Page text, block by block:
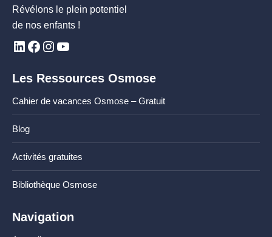
Révélons le plein potentiel
de nos enfants !
Les Ressources Osmose
Cahier de vacances Osmose – Gratuit
Blog
Activités gratuites
Bibliothèque Osmose
Navigation